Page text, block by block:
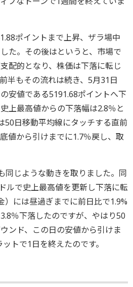
ポイントまで上昇、ザラ場中
た。その後はというと、市場で
配的となり、株価は下落に転じ
半もその流れは続き、5月31日
安値である5191.68ポイントへ下
上最高値からの下落幅は2.8％と
50日移動平均線にタッチする直前
値から引けまでに1.7％戻し、取
同じような動きを取りました。同
ルで史上最高値を更新し下落に転
）には昼過ぎまでに前日比で1.9%
％下落したのですが、やはり50
ンド、この日の安値から引けま
トで1日を終えたのです。